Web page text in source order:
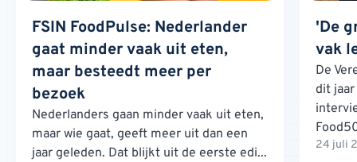
FSIN FoodPulse: Nederlander
gaat minder vaak uit eten,
maar besteedt meer per
bezoek
Nederlanders gaan minder vaak uit eten,
maar wie gaat, geeft meer uit dan een
jaar geleden. Dat blijkt uit de eerste edi...
'De
vak
De
dit
24 juli